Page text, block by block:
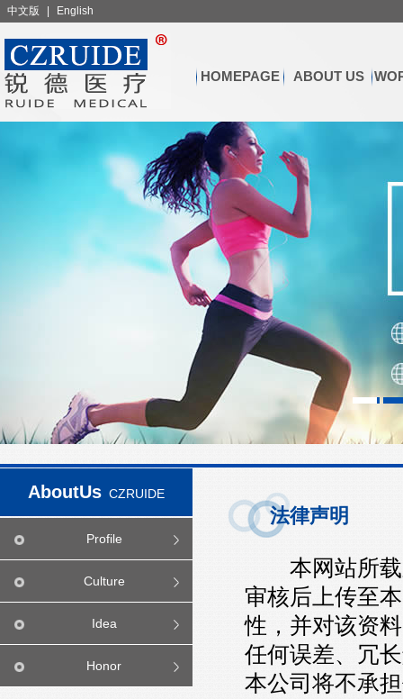
中文版 English
HOMEPAGE ABOUT US
AboutUs CZRUIDE
Profile
Culture
Idea
Honor
法律声明
本网站所载
审核后上传至
性，并对该资
任何误差、冗
本公司将不承